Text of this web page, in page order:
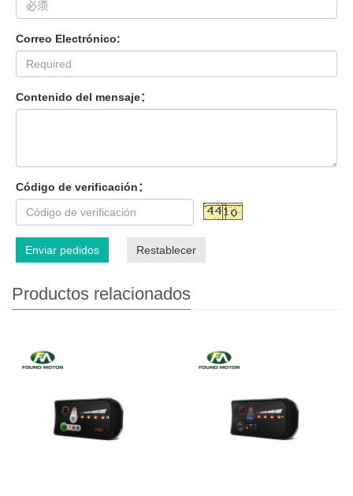
Correo Electrónico:
Contenido del mensaje：
Código de verificación：
Enviar pedidos Restablecer
Productos relacionados